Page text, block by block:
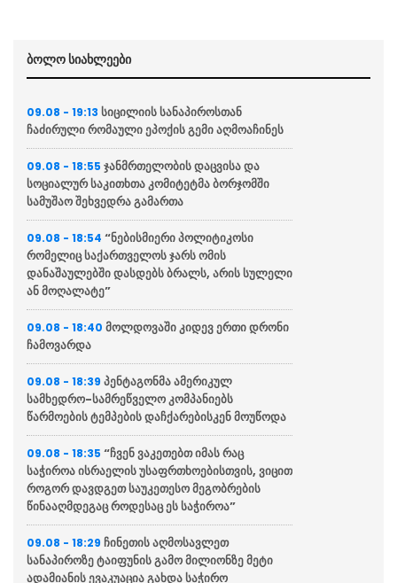
ბოლო სიახლეები
09.08 - 19:13 სიცილიის სანაპიროსთან
ჩაძირული რომაული ეპოქის გემი აღმოაჩინეს
09.08 - 18:55 ჯანმრთელობის დაცვისა და
სოციალურ საკითხთა კომიტეტმა ბორჯომში
სამუშაო შეხვედრა გამართა
09.08 - 18:54 “ნებისმიერი პოლიტიკოსი
რომელიც საქართველოს ჯარს ომის
დანაშაულებში დასდებს ბრალს, არის სულელი
ან მოღალატე”
09.08 - 18:40 მოლდოვაში კიდევ ერთი დრონი
ჩამოვარდა
09.08 - 18:39 პენტაგონმა ამერიკულ
სამხედრო-სამრეწველო კომპანიებს
წარმოების ტემპების დაჩქარებისკენ მოუწოდა
09.08 - 18:35 “ჩვენ ვაკეთებთ იმას რაც
საჭიროა ისრაელის უსაფრთხოებისთვის, ვიცით
როგორ დავდგეთ საუკეთესო მეგობრების
წინააღმდეგაც როდესაც ეს საჭიროა”
09.08 - 18:29 ჩინეთის აღმოსავლეთ
სანაპიროზე ტაიფუნის გამო მილიონზე მეტი
ადამიანის ევაკუაცია გახდა საჭირო